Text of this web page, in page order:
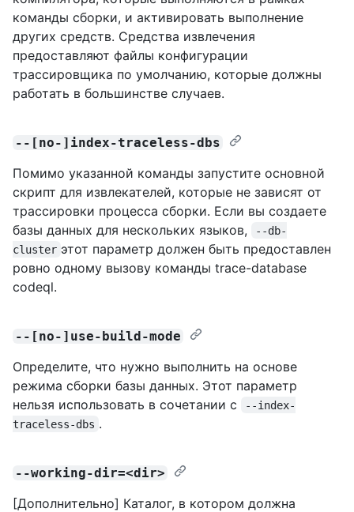
команды сборки, и активировать выполнение
других средств. Средства извлечения
предоставляют файлы конфигурации
трассировщика по умолчанию, которые должны
работать в большинстве случаев.
--[no-]index-traceless-dbs
Помимо указанной команды запустите основной
скрипт для извлекателей, которые не зависят от
трассировки процесса сборки. Если вы создаете
базы данных для нескольких языков,
--db-
cluster этот параметр должен быть предоставлен
ровно одному вызову команды trace-database
codeql.
--[no-]use-build-mode
Определите, что нужно выполнить на основе
режима сборки базы данных. Этот параметр
нельзя использовать в сочетании с
--index-
traceless-dbs .
--working-dir=<dir>
[Дополнительно] Каталог, в котором должна